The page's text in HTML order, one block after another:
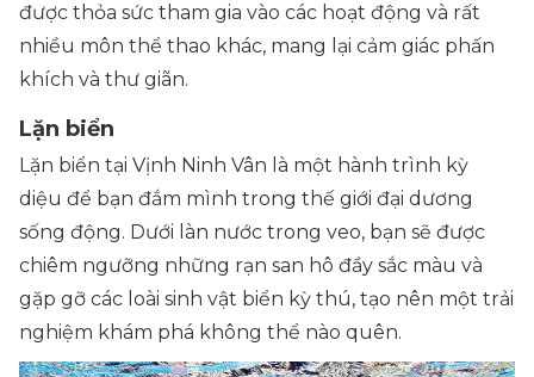
được thỏa sức tham gia vào các hoạt động và rất
nhiều môn thể thao khác, mang lại cảm giác phấn
khích và thư giãn.
Lặn biển
Lặn biển tại Vịnh Ninh Vân là một hành trình kỳ
diệu để bạn đắm mình trong thế giới đại dương
sống động. Dưới làn nước trong veo, bạn sẽ được
chiêm ngưỡng những rạn san hô đầy sắc màu và
gặp gỡ các loài sinh vật biển kỳ thú, tạo nên một trải
nghiệm khám phá không thể nào quên.